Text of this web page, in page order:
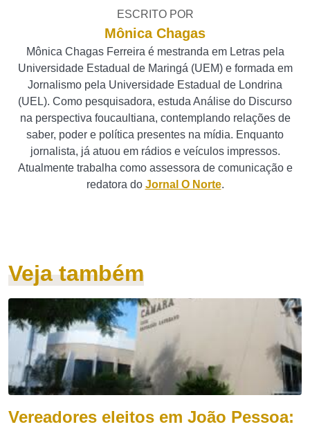
ESCRITO POR
Mônica Chagas
Mônica Chagas Ferreira é mestranda em Letras pela
Universidade Estadual de Maringá (UEM) e formada em
Jornalismo pela Universidade Estadual de Londrina
(UEL). Como pesquisadora, estuda Análise do Discurso
na perspectiva foucaultiana, contemplando relações de
saber, poder e política presentes na mídia. Enquanto
jornalista, já atuou em rádios e veículos impressos.
Atualmente trabalha como assessora de comunicação e
redatora do Jornal O Norte.
Veja também
Vereadores eleitos em João Pessoa: